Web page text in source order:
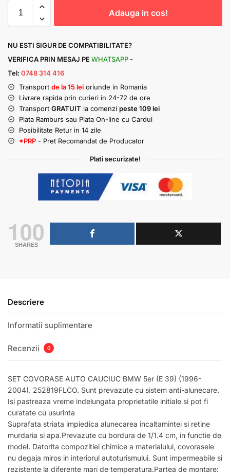
Adauga in cos!
NU ESTI SIGUR DE COMPATIBILITATE?
VERIFICA PRIN MESAJ PE WHATSAPP -
Tel: 0748 314 416
Transport de la 15 lei oriunde in Romania
Livrare rapida prin curieri in 24-72 de ore
Transport GRATUIT la comenzi peste 109 lei
Plata Ramburs sau Plata On-line cu Cardul
Posibilitate Retur in 14 zile
*PRP - Pret Recomandat de Producator
Plati securizate!
100
SHARES
Descriere
Informatii suplimentare
Recenzii 0
SET COVORASE AUTO CAUCIUC BMW 5er (E 39) (1996-
2004). 252819FLCO. Sunt prevazute cu sistem anti-alunecare.
Isi pastreaza vreme indelungata proprietatile initiale si pot fi
curatate cu usurinta
Suprafata striata impiedica alunecarea incaltamintei si retine
murdaria si apa.Prevazute cu bordura de 1/1.4 cm, in functie de
model. Datorita compozitiei chimice a materialului, covorasele
nu degaja miros in interiorul autoturismului. Sunt impermeabile si
rezistente la diferente mari de temperatura.Partea de montare: